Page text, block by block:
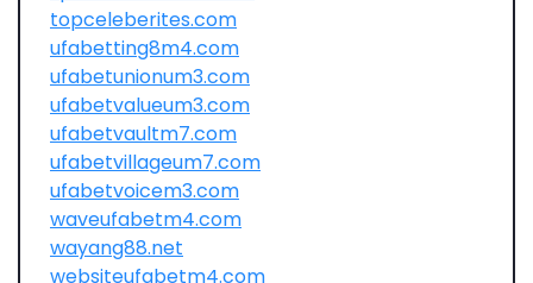
topceleberites.com
ufabetting8m4.com
ufabetunionum3.com
ufabetvalueum3.com
ufabetvaultm7.com
ufabetvillageum7.com
ufabetvoicem3.com
waveufabetm4.com
wayang88.net
websiteufabetm4.com